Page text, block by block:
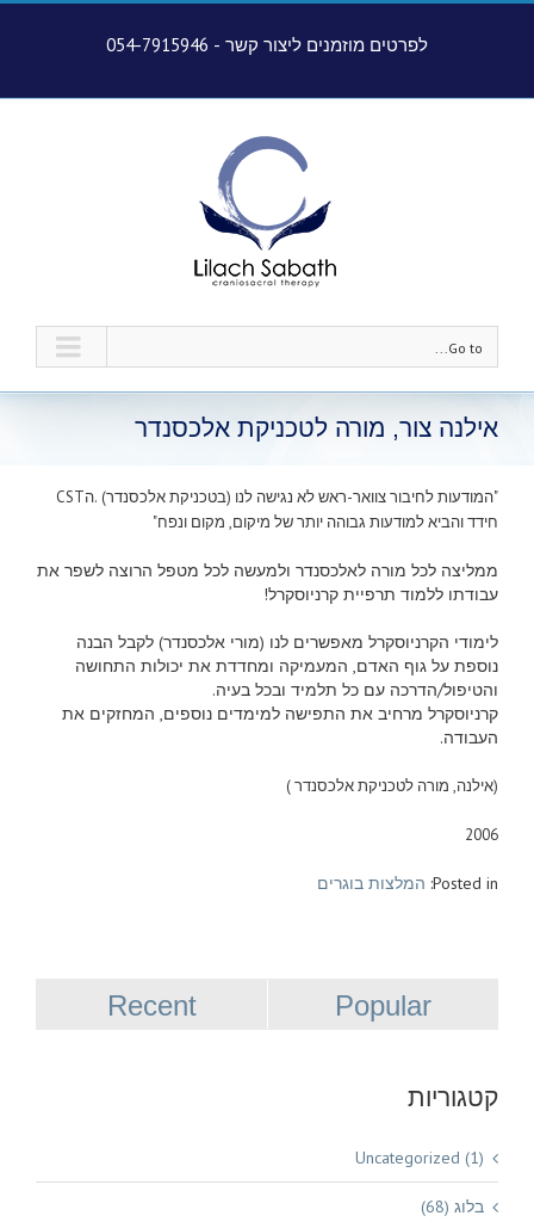
לפרטים מוזמנים ליצור קשר - 054-7915946
Go to...
אילנה צור, מורה לטכניקת אלכסנדר
"המודעות לחיבור צוואר-ראש לא נגישה לנו (בטכניקת אלכסנדר) .הCST
חידד והביא למודעות גבוהה יותר של מיקום, מקום ונפח"
ממליצה לכל מורה לאלכסנדר ולמעשה לכל מטפל הרוצה לשפר את
עבודתו ללמוד תרפיית קרניוסקרל!
לימודי הקרניוסקרל מאפשרים לנו (מורי אלכסנדר) לקבל הבנה
נוספת על גוף האדם, המעמיקה ומחדדת את יכולות התחושה
והטיפול/הדרכה עם כל תלמיד ובכל בעיה.
קרניוסקרל מרחיב את התפישה למימדים נוספים, המחזקים את
העבודה.
(אילנה, מורה לטכניקת אלכסנדר )
2006
Posted in: המלצות בוגרים
Popular
Recent
קטגוריות
Uncategorized (1)
בלוג (68)